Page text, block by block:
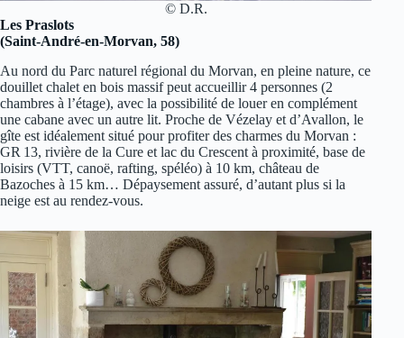
© D.R.
Les Praslots
(Saint-André-en-Morvan, 58)
Au nord du Parc naturel régional du Morvan, en pleine nature, ce
douillet chalet en bois massif peut accueillir 4 personnes (2
chambres à l’étage), avec la possibilité de louer en complément
une cabane avec un autre lit. Proche de Vézelay et d’Avallon, le
gîte est idéalement situé pour profiter des charmes du Morvan :
GR 13, rivière de la Cure et lac du Crescent à proximité, base de
loisirs (VTT, canoë, rafting, spéléo) à 10 km, château de
Bazoches à 15 km… Dépaysement assuré, d’autant plus si la
neige est au rendez-vous.